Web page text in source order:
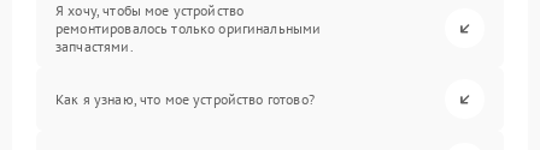
Я хочу, чтобы мое устройство
ремонтировалось только оригинальными
запчастями.
Как я узнаю, что мое устройство готово?